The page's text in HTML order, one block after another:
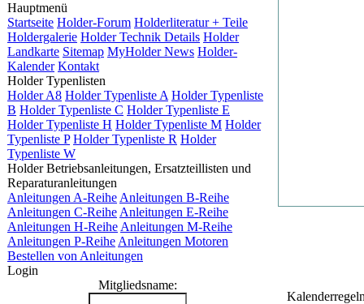
Hauptmenü
Startseite Holder-Forum Holderliteratur + Teile
Holdergalerie Holder Technik Details Holder
Landkarte Sitemap MyHolder News Holder-
Kalender Kontakt
Holder Typenlisten
Holder A8 Holder Typenliste A Holder Typenliste
B Holder Typenliste C Holder Typenliste E
Holder Typenliste H Holder Typenliste M Holder
Typenliste P Holder Typenliste R Holder
Typenliste W
Holder Betriebsanleitungen, Ersatzteillisten und
Reparaturanleitungen
Anleitungen A-Reihe Anleitungen B-Reihe
Anleitungen C-Reihe Anleitungen E-Reihe
Anleitungen H-Reihe Anleitungen M-Reihe
Anleitungen P-Reihe Anleitungen Motoren
Bestellen von Anleitungen
Login
Mitgliedsname: